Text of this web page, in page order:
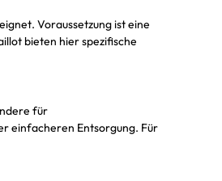
Voraussetzung ist eine
bieten hier spezifische
für
einfacheren Entsorgung. Für